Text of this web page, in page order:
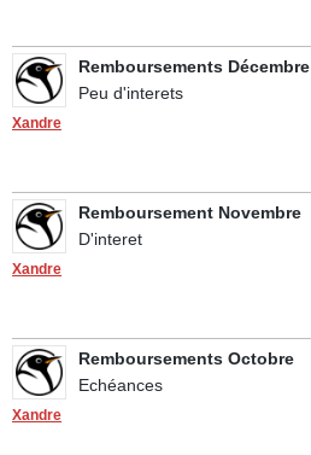
Xandre
Remboursements Décembre
Peu d'interets
Xandre
Remboursement Novembre
D'interet
Xandre
Remboursements Octobre
Echéances